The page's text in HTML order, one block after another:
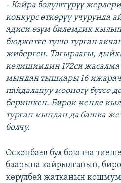
- Кайра бөлүштүрүү
конкурс өткөрүү учурунда
адиси өзүм билемдик
бюджетке түшө турган
жиберген. Тагыраагы,
келишимдин 172си жасалма
мындан тышкары 16
пайдалануу мөөнөтү бүтсө
беришкен. Бирок менде
турган мындан да башка
болчу.
Өскөнбаев бул боюнча
баарына кайрылганын,
көрүлбөй жатканын